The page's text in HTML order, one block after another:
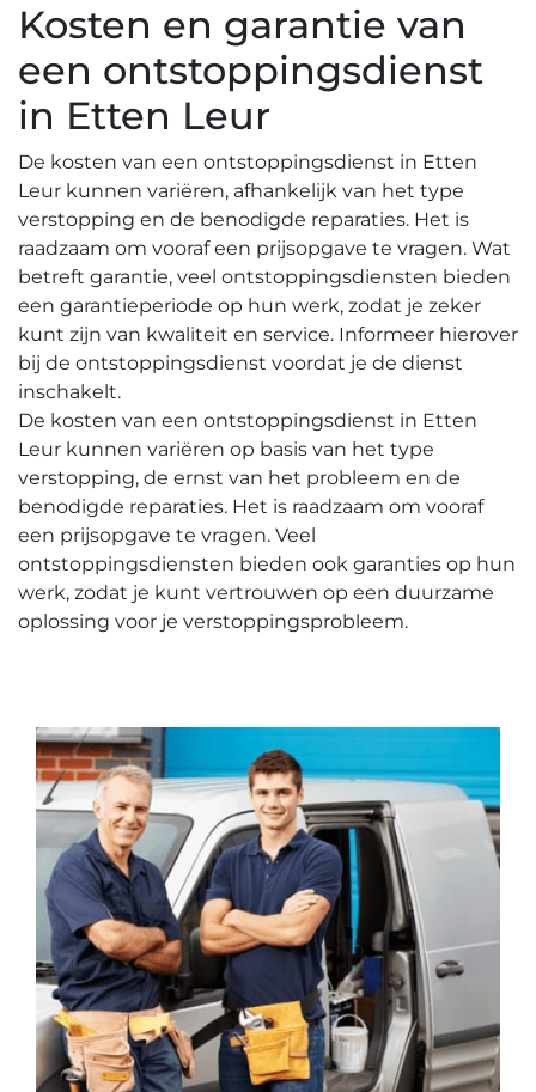
Kosten en garantie van
een ontstoppingsdienst
in Etten Leur
De kosten van een ontstoppingsdienst in Etten
Leur kunnen variëren, afhankelijk van het type
verstopping en de benodigde reparaties.​ Het is
raadzaam om vooraf een prijsopgave te vragen.​ Wat
betreft garantie, veel ontstoppingsdiensten bieden
een garantieperiode op hun werk, zodat je zeker
kunt zijn van kwaliteit en service. Informeer hierover
bij de ontstoppingsdienst voordat je de dienst
inschakelt.​
De kosten van een ontstoppingsdienst in Etten
Leur kunnen variëren op basis van het type
verstopping, de ernst van het probleem en de
benodigde reparaties. Het is raadzaam om vooraf
een prijsopgave te vragen.​ Veel
ontstoppingsdiensten bieden ook garanties op hun
werk, zodat je kunt vertrouwen op een duurzame
oplossing voor je verstoppingsprobleem.